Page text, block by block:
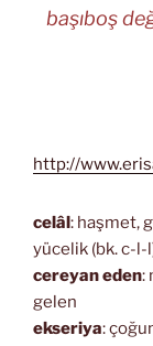
başıboş
http://
celâl: haşmet,
yücelik (bk. c-l-
cereyan eden:
gelen
ekseriya: